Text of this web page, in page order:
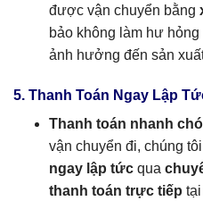
được vận chuyển bằng
bảo không làm hư
ảnh hưởng đến sản
5. Thanh Toán Ngay Lập
Thanh toán nhanh
vận chuyển đi, chúng
ngay lập tức qua
thanh toán trực tiếp